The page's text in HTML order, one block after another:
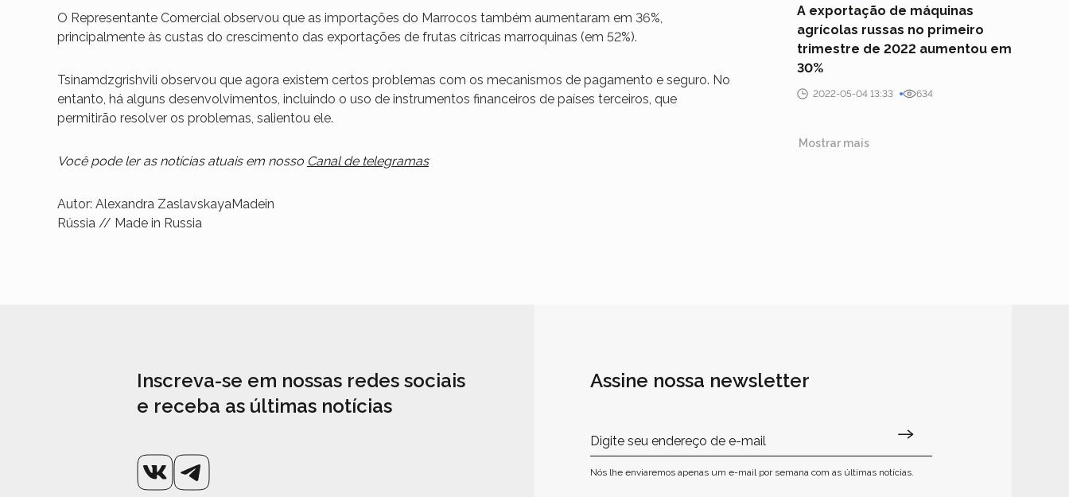
O Representante Comercial observou que as importações do Marrocos também aumentaram em 36%,
principalmente às custas do crescimento das exportações de frutas cítricas marroquinas (em 52%).
Tsinamdzgrishvili observou que agora existem certos problemas com os mecanismos de pagamento e seguro. No
entanto, há alguns desenvolvimentos, incluindo o uso de instrumentos financeiros de países terceiros, que
permitirão resolver os problemas, salientou ele.
Você pode ler as notícias atuais em nosso Canal de telegramas
Autor: Alexandra ZaslavskayaMadein
Rússia // Made in Russia
A exportação de máquinas
agrícolas russas no primeiro
trimestre de 2022 aumentou em
30%
2022-05-04 13:33 634
Mostrar mais
Inscreva-se em nossas redes sociais
e receba as últimas notícias
Assine nossa newsletter
Nós lhe enviaremos apenas um e-mail por semana com as últimas notícias.